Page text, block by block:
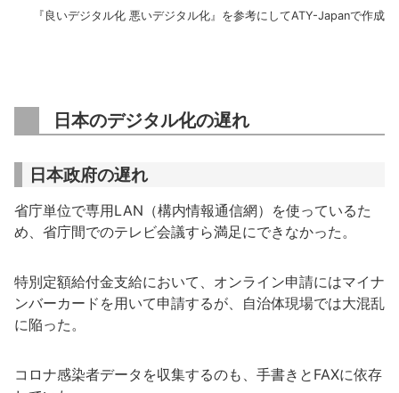
『良いデジタル化 悪いデジタル化』を参考にしてATY-Japanで作成
日本のデジタル化の遅れ
日本政府の遅れ
省庁単位で専用LAN（構内情報通信網）を使っているた
め、省庁間でのテレビ会議すら満足にできなかった。
特別定額給付金支給において、オンライン申請にはマイナ
ンバーカードを用いて申請するが、自治体現場では大混乱
に陥った。
コロナ感染者データを収集するのも、手書きとFAXに依存